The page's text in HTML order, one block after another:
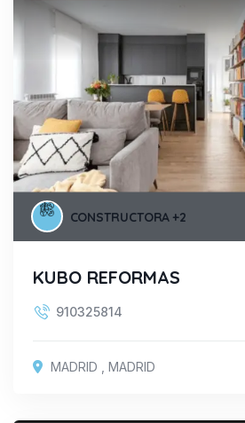
CONSTRUCTORA +2
KUBO REFORMAS
910325814
MADRID , MADRID